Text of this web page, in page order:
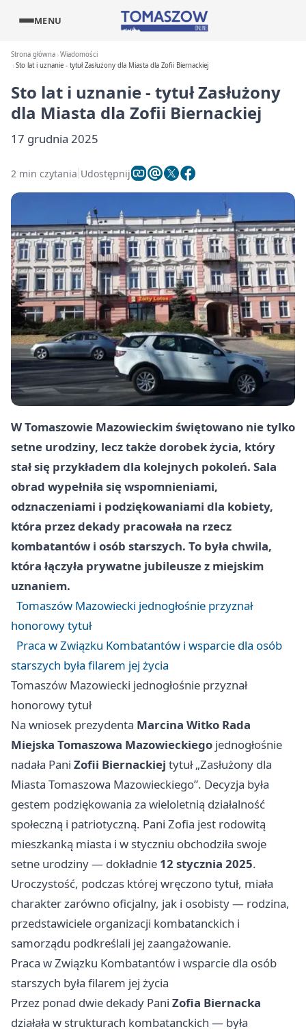
MENU
Strona główna Wiadomości
Sto lat i uznanie - tytuł Zasłużony dla Miasta dla Zofii Biernackiej
Sto lat i uznanie - tytuł Zasłużony
dla Miasta dla Zofii Biernackiej
17 grudnia 2025
2 min czytania Udostępnij
W Tomaszowie Mazowieckim świętowano nie tylko
setne urodziny, lecz także dorobek życia, który
stał się przykładem dla kolejnych pokoleń. Sala
obrad wypełniła się wspomnieniami,
odznaczeniami i podziękowaniami dla kobiety,
która przez dekady pracowała na rzecz
kombatantów i osób starszych. To była chwila,
która łączyła prywatne jubileusze z miejskim
uznaniem.
Tomaszów Mazowiecki jednogłośnie przyznał
honorowy tytuł
Praca w Związku Kombatantów i wsparcie dla osób
starszych była filarem jej życia
Tomaszów Mazowiecki jednogłośnie przyznał
honorowy tytuł
Na wniosek prezydenta Marcina Witko Rada
Miejska Tomaszowa Mazowieckiego jednogłośnie
nadała Pani Zofii Biernackiej tytuł „Zasłużony dla
Miasta Tomaszowa Mazowieckiego”. Decyzja była
gestem podziękowania za wieloletnią działalność
społeczną i patriotyczną. Pani Zofia jest rodowitą
mieszkanką miasta i w styczniu obchodziła swoje
setne urodziny — dokładnie 12 stycznia 2025.
Uroczystość, podczas której wręczono tytuł, miała
charakter zarówno oficjalny, jak i osobisty — rodzina,
przedstawiciele organizacji kombatanckich i
samorządu podkreślali jej zaangażowanie.
Praca w Związku Kombatantów i wsparcie dla osób
starszych była filarem jej życia
Przez ponad dwie dekady Pani Zofia Biernacka
działała w strukturach kombatanckich — była